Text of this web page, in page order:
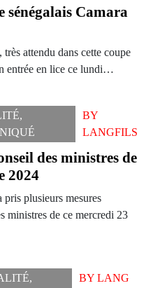
sénégalais Camara
attendu dans cette coupe
entrée en lice ce lundi…
,
BY
LANGFILS
des ministres de
2024
plusieurs mesures
ministres de ce mercredi 23
,
BYLANG